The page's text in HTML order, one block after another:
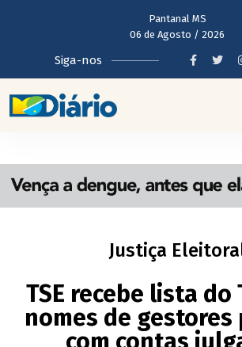
Pantanal MS
06 de Agosto / 2026
Siga-nos
Justiça
TSE recebe lista do
nomes de gestores